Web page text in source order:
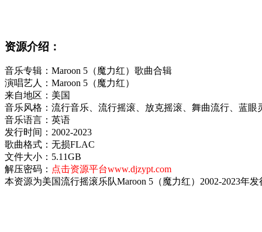
资源介绍：
音乐专辑：Maroon 5（魔力红）歌曲合辑
演唱艺人：Maroon 5（魔力红）
来自地区：美国
音乐风格：流行音乐、流行摇滚、放克摇滚、舞曲流行、蓝
音乐语言：英语
发行时间：2002-2023
歌曲格式：无损FLAC
文件大小：5.11GB
解压密码： 点击资源平台www.djzypt.com
本资源为美国流行摇滚乐队Maroon 5（魔力红）2002-2023年